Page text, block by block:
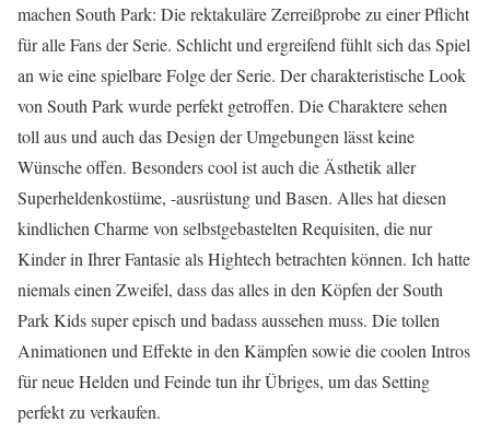
machen South Park: Die rektakuläre Zerreißprobe zu einer Pflicht
für alle Fans der Serie. Schlicht und ergreifend fühlt sich das Spiel
an wie eine spielbare Folge der Serie. Der charakteristische Look
von South Park wurde perfekt getroffen. Die Charaktere sehen
toll aus und auch das Design der Umgebungen lässt keine
Wünsche offen. Besonders cool ist auch die Ästhetik aller
Superheldenkostüme, -ausrüstung und Basen. Alles hat diesen
kindlichen Charme von selbstgebastelten Requisiten, die nur
Kinder in Ihrer Fantasie als Hightech betrachten können. Ich hatte
niemals einen Zweifel, dass das alles in den Köpfen der South
Park Kids super episch und badass aussehen muss. Die tollen
Animationen und Effekte in den Kämpfen sowie die coolen Intros
für neue Helden und Feinde tun ihr Übriges, um das Setting
perfekt zu verkaufen.